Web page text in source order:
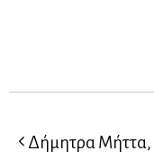
Δήμητρα Μήττα,